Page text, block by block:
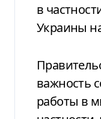
в
Украины
важность
работы в